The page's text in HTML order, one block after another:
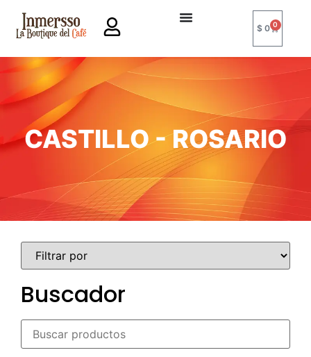
$0 0
CASTILLO - ROSARIO
Buscador